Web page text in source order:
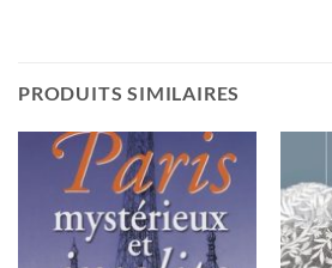
PRODUITS SIMILAIRES